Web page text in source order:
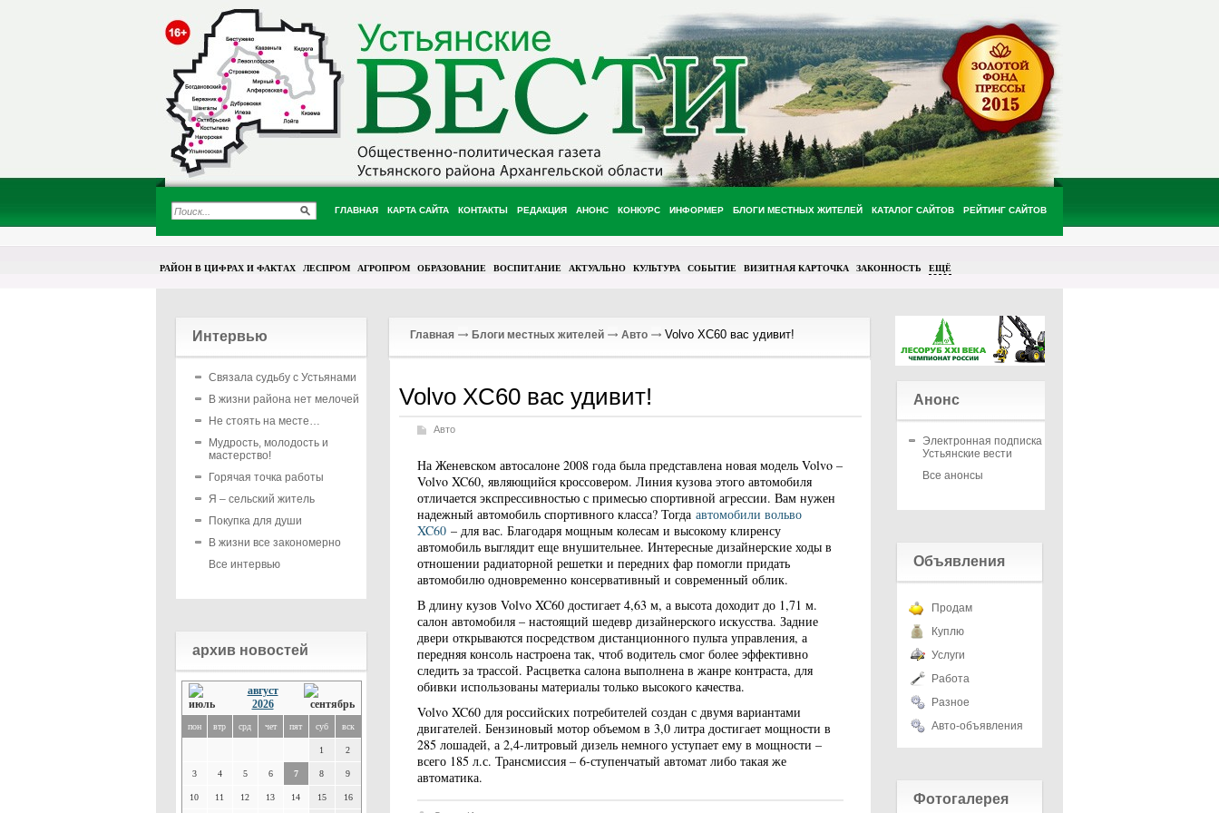
ГЛАВНАЯ КАРТА САЙТА КОНТАКТЫ РЕДАКЦИЯ АНОНС КОНКУРС ИНФОРМЕР БЛОГИ МЕСТНЫХ ЖИТЕЛЕЙ КАТАЛОГ САЙТОВ РЕЙТИНГ САЙТОВ
РАЙОН В ЦИФРАХ И ФАКТАХ ЛЕСПРОМ АГРОПРОМ ОБРАЗОВАНИЕ ВОСПИТАНИЕ АКТУАЛЬНО КУЛЬТУРА СОБЫТИЕ ВИЗИТНАЯ КАРТОЧКА ЗАКОННОСТЬ ЕЩЁ
Интервью
Связала судьбу с Устьянами
В жизни района нет мелочей
Не стоять на месте…
Мудрость, молодость и
мастерство!
Горячая точка работы
Я – сельский житель
Покупка для души
В жизни все закономерно
Все интервью
архив новостей
август
2026
пон втр срд чет пят суб вск
1 2
3 4 5 6 7 8 9
10 11 12 13 14 15 16
Главная Блоги местных жителей Авто Volvo XC60 вас удивит!
Volvo XC60 вас удивит!
Авто
На Женевском автосалоне 2008 года была представлена новая модель Volvo –
Volvo XC60, являющийся кроссовером. Линия кузова этого автомобиля
отличается экспрессивностью с примесью спортивной агрессии. Вам нужен
надежный автомобиль спортивного класса? Тогда автомобили вольво
XC60– для вас. Благодаря мощным колесам и высокому клиренсу
автомобиль выглядит еще внушительнее. Интересные дизайнерские ходы в
отношении радиаторной решетки и передних фар помогли придать
автомобилю одновременно консервативный и современный облик.
В длину кузов Volvo XC60 достигает 4,63 м, а высота доходит до 1,71 м.
салон автомобиля – настоящий шедевр дизайнерского искусства. Задние
двери открываются посредством дистанционного пульта управления, а
передняя консоль настроена так, чтоб водитель смог более эффективно
следить за трассой. Расцветка салона выполнена в жанре контраста, для
обивки использованы материалы только высокого качества.
Volvo XC60 для российских потребителей создан с двумя вариантами
двигателей. Бензиновый мотор объемом в 3,0 литра достигает мощности в
285 лошадей, а 2,4-литровый дизель немного уступает ему в мощности –
всего 185 л.с. Трансмиссия – 6-ступенчатый автомат либо такая же
автоматика.
Анонс
Электронная подписка на
Устьянские вести
Все анонсы
Объявления
Продам
Куплю
Услуги
Работа
Разное
Авто-объявления
Фотогалерея